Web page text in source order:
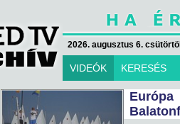
2026. augusztus 6.
VIDEÓK KERESÉS